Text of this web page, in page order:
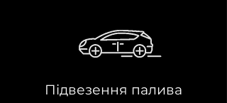
Підвезення палива